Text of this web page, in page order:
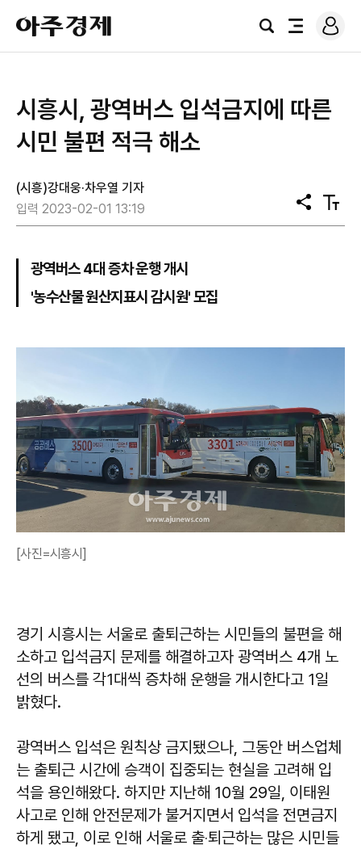
아
주
경
검
전
로
그
시흥시, 광역버스 입석금지에 따른
시민 불편 적극 해소
(시흥)강대웅·차우열 기자
입력 2023-02-01 13:19
공
유
텍
스
광역버스 4대 증차 운행 개시
'농수산물 원산지표시 감시원' 모집
[사진=시흥시]
경기 시흥시는 서울로 출퇴근하는 시민들의 불편을 해
소하고 입석금지 문제를 해결하고자 광역버스 4개 노
선의 버스를 각1대씩 증차해 운행을 개시한다고 1일
밝혔다.
광역버스 입석은 원칙상 금지됐으나, 그동안 버스업체
는 출퇴근 시간에 승객이 집중되는 현실을 고려해 입
석을 용인해왔다. 하지만 지난해 10월 29일, 이태원
사고로 인해 안전문제가 불거지면서 입석을 전면금지
하게 됐고, 이로 인해 서울로 출‧퇴근하는 많은 시민들